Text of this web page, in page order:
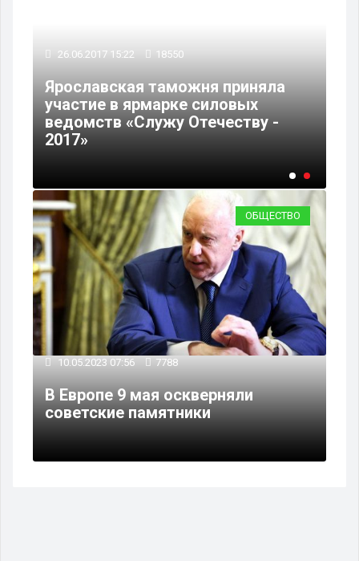
26.06.2017 15:22 18550
Ярославская таможня приняла
участие в ярмарке силовых
ведомств «Служу Отечеству -
2017»
ОБЩЕСТВО
10.05.2023 07:56 7788
В Европе 9 мая оскверняли
советские памятники